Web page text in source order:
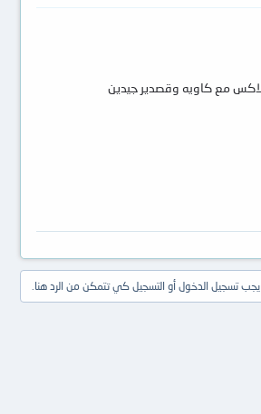
يجب تسجيل الدخول أو التسجيل كي تتمكن من الرد هنا.